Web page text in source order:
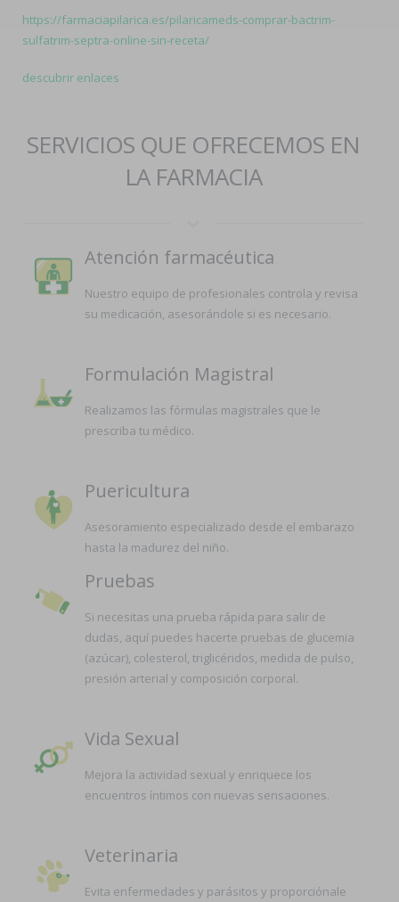
https://farmaciapilarica.es/pilaricameds-comprar-bactrim-
sulfatrim-septra-online-sin-receta/
descubrir enlaces
SERVICIOS QUE OFRECEMOS EN
LA FARMACIA
Atención farmacéutica
Nuestro equipo de profesionales controla y revisa
su medicación, asesorándole si es necesario.
Formulación Magistral
Realizamos las fórmulas magistrales que le
prescriba tu médico.
Puericultura
Asesoramiento especializado desde el embarazo
hasta la madurez del niño.
Pruebas
Si necesitas una prueba rápida para salir de
dudas, aquí puedes hacerte pruebas de glucemia
(azúcar), colesterol, triglicéridos, medida de pulso,
presión arterial y composición corporal.
Vida Sexual
Mejora la actividad sexual y enriquece los
encuentros íntimos con nuevas sensaciones.
Veterinaria
Evita enfermedades y parásitos y proporciónale